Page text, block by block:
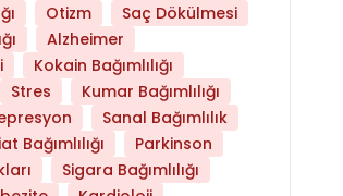
Hangi Testi Yaptırmanız
Otizm
Saç Dökülmesi
Alzheimer
Kokain Bağımlılığı
Stres
Kumar Bağımlılığı
Sanal Bağımlılık
Bağımlılığı
Parkinson
Sigara Bağımlılığı